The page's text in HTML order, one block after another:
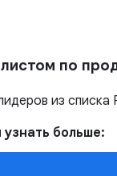
по
из
больше: